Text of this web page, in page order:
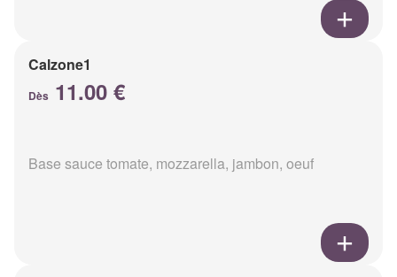
Calzone1
Dès 11.00 €
Base sauce tomate, mozzarella, jambon, oeuf